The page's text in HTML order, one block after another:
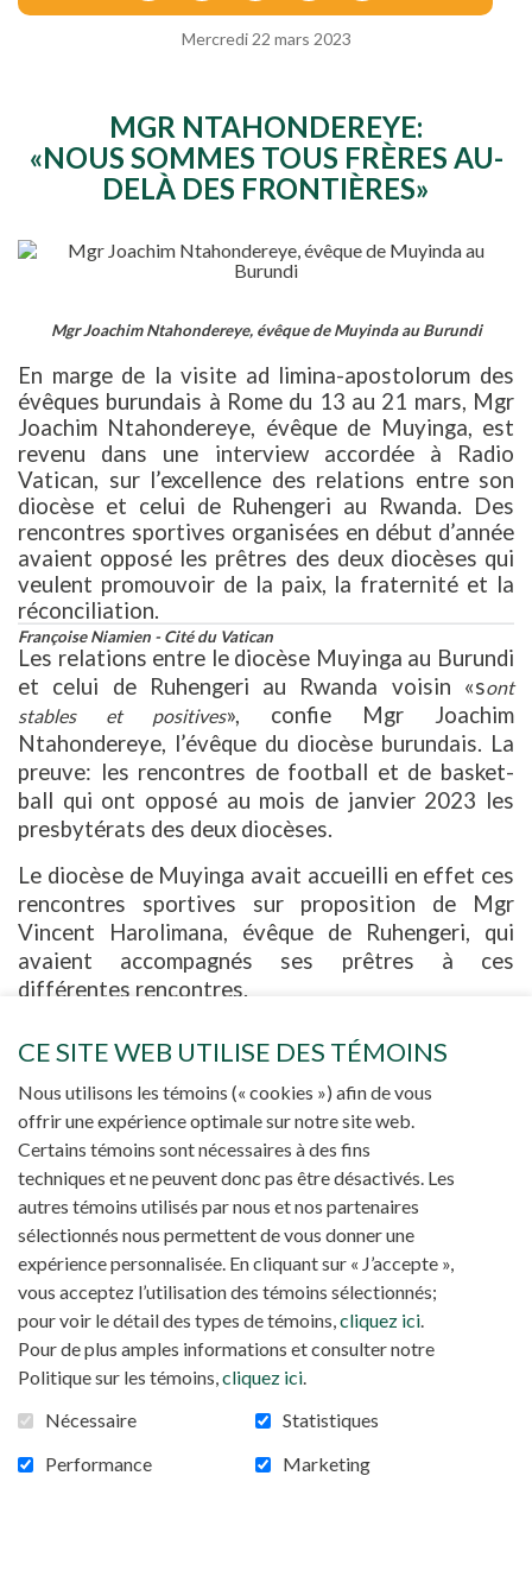
Mercredi 22 mars 2023
MGR NTAHONDEREYE:
«NOUS SOMMES TOUS FRÈRES AU-
DELÀ DES FRONTIÈRES»
Mgr Joachim Ntahondereye, évêque de Muyinda au Burundi
En marge de la visite ad limina-apostolorum des
évêques burundais à Rome du 13 au 21 mars, Mgr
Joachim Ntahondereye, évêque de Muyinga, est
revenu dans une interview accordée à Radio
Vatican, sur l’excellence des relations entre son
diocèse et celui de Ruhengeri au Rwanda. Des
rencontres sportives organisées en début d’année
avaient opposé les prêtres des deux diocèses qui
veulent promouvoir de la paix, la fraternité et la
réconciliation.
Françoise Niamien - Cité du Vatican
Les relations entre le diocèse Muyinga au Burundi
et celui de Ruhengeri au Rwanda voisin «sont
stables et positives», confie Mgr Joachim
Ntahondereye, l’évêque du diocèse burundais. La
preuve: les rencontres de football et de basket-
ball qui ont opposé au mois de janvier 2023 les
presbytérats des deux diocèses.
Le diocèse de Muyinga avait accueilli en effet ces
rencontres sportives sur proposition de Mgr
Vincent Harolimana, évêque de Ruhengeri, qui
avaient accompagnés ses prêtres à ces
différentes rencontres.
pris le meilleur sur le score de 5 buts à 0, au
dominé leurs confrères rwandais par 31 à 18.
Des années de relations fraternelles
Il y a plus de quatre années que nous cultivons des relations
étroites avec le diocèse de Ruhengeri au Rwanda
avec joie Mgr Ntahondereye, expliquant l’histoire
de cette fraternité avec le diocèse rwandais. Elle a
débuté après que le diocèse de Ruhengeri au
Rwanda, ait accueilli l’un de ses prêtres pour une
licence en Biotechnologie alimentaire de 2018 à
2022. Intégré pastoralement et adopté par le
diocèse de Ruhengeri, ce prêtre, le père Floribert
Niyungeko «
est désormais considéré comme un des
». Au terme de ses études, il a été accompagné
CE SITE WEB UTILISE DES TÉMOINS
Nous utilisons les témoins (« cookies ») afin de vous
offrir une expérience optimale sur notre site web.
Certains témoins sont nécessaires à des fins
techniques et ne peuvent donc pas être désactivés. Les
autres témoins utilisés par nous et nos partenaires
sélectionnés nous permettent de vous donner une
expérience personnalisée. En cliquant sur « J’accepte »,
vous acceptez l’utilisation des témoins sélectionnés;
pour voir le détail des types de témoins,cliquez ici.
Pour de plus amples informations et consulter notre
Politique sur les témoins,cliquez ici.
Nécessaire
Statistiques
Performance
Marketing